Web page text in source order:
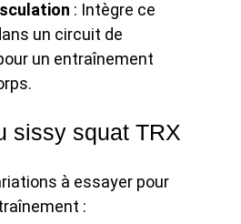
: Intègre ce
un circuit de
un entraînement
sissy squat TRX
à essayer pour
: